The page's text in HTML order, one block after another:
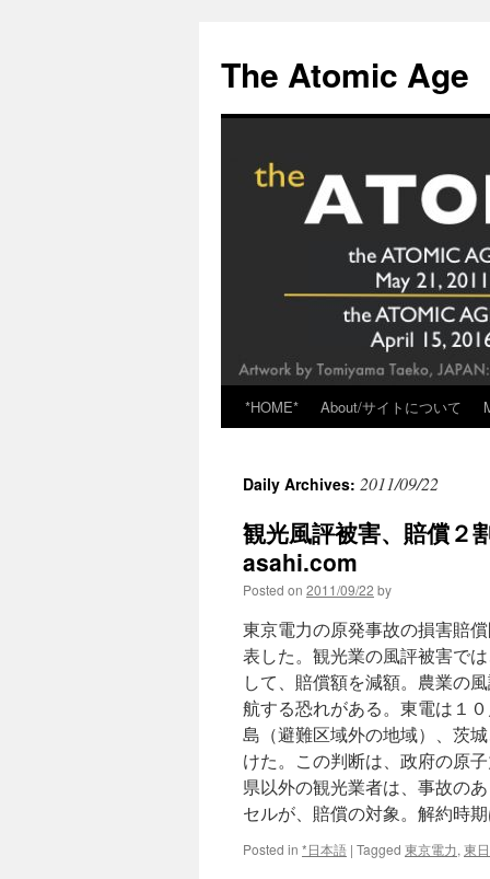
content
The Atomic Age
*HOME* About/サイトについて
Daily Archives: 2011/09/22
観光風評被害、賠償
asahi.com
Posted on 2011/09/22 by
東京電力の原発事故の損害賠
表した。観光業の風評被害で
して、賠償額を減額。農業の
航する恐れがある。東電は１
島（避難区域外の地域）、茨
けた。この判断は、政府の原
県以外の観光業者は、事故の
セルが、賠償の対象。解約時
Posted in *日本語 | Tagged 東京電力, 東